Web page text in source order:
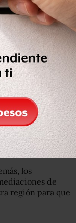
Llorenti, afirmó
de los
de una
vida y evitar
Llorenti dijo
la vida de los
si se producía
se oponían a
los
de
región para que